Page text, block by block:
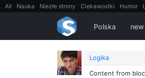
All Nauka Niezłe strony Ciekawostki Humor
FilmyDokumentalne
Polska new
Logika
Content from